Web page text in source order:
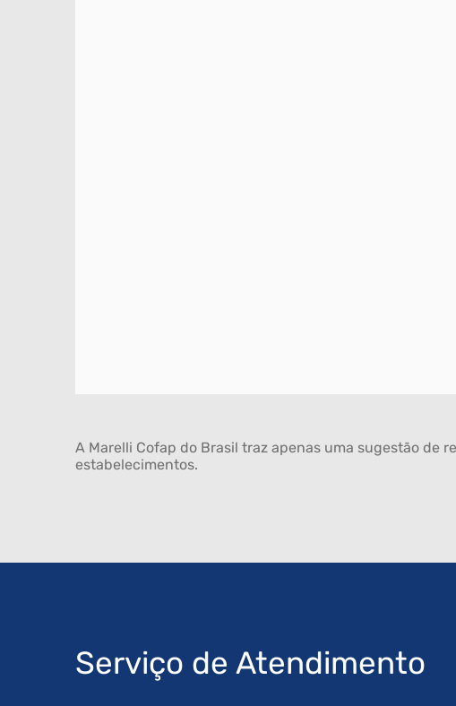
A Marelli Cofap do Brasil traz apenas uma sugestão de
estabelecimentos.
Serviço de Atendimento